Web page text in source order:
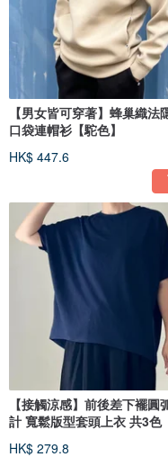
【男女皆可穿著】蜂巢織法
口袋連帽衫【駝色】
HK$ 447.6
【接觸涼感】前後差下襬圓
計 寬鬆版型套頭上衣 共3色
HK$ 279.8